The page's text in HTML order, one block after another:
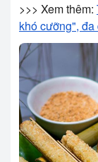
>>> Xem thêm:
khó cưỡng", đa